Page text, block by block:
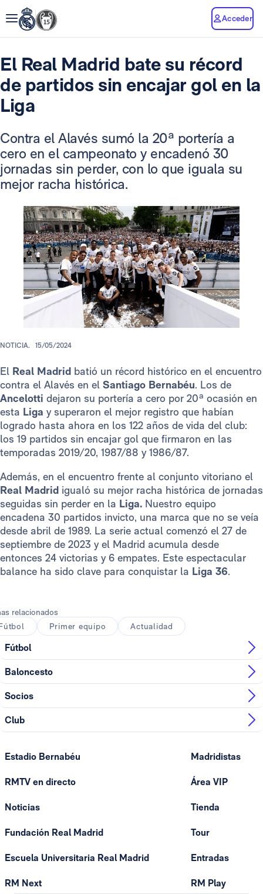
Acceder
El Real Madrid bate su récord
de partidos sin encajar gol en la
Liga
Contra el Alavés sumó la 20ª portería a
cero en el campeonato y encadenó 30
jornadas sin perder, con lo que iguala su
mejor racha histórica.
NOTICIA. 15/05/2024
El Real Madrid batió un récord histórico en el encuentro
contra el Alavés en el Santiago Bernabéu. Los de
Ancelotti dejaron su portería a cero por 20ª ocasión en
esta Liga y superaron el mejor registro que habían
logrado hasta ahora en los 122 años de vida del club:
los 19 partidos sin encajar gol que firmaron en las
temporadas 2019/20, 1987/88 y 1986/87.
Además, en el encuentro frente al conjunto vitoriano el
Real Madrid igualó su mejor racha histórica de jornadas
seguidas sin perder en la Liga. Nuestro equipo
encadena 30 partidos invicto, una marca que no se veía
desde abril de 1989. La serie actual comenzó el 27 de
septiembre de 2023 y el Madrid acumula desde
entonces 24 victorias y 6 empates. Este espectacular
balance ha sido clave para conquistar la Liga 36.
relacionados
Primer equipo Actualidad
Fútbol
Baloncesto
Socios
Club
Estadio Bernabéu
RMTV en directo
Noticias
Fundación Real Madrid
Escuela Universitaria Real Madrid
RM Next
Madridistas
Área VIP
Tienda
Tour
Entradas
RM Play